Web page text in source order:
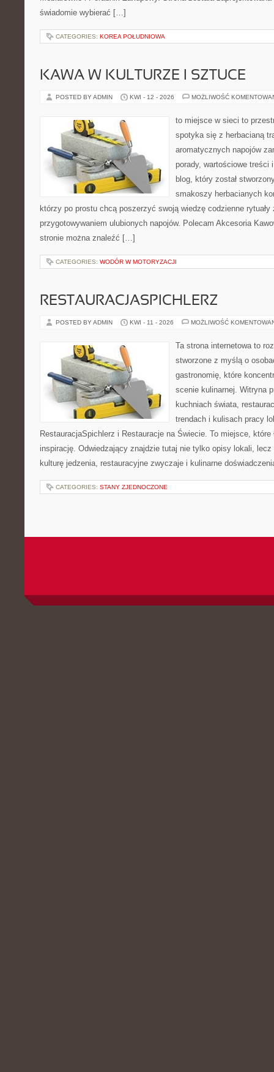
świadomie wybierać […]
CATEGORIES: KOREA POŁUDNIOWA
KAWA W KULTURZE I SZTUCE
POSTED BY ADMIN KWI - 12 - 2026 MOŻLIWOŚĆ
to miejsce w sieci to
spotyka się z herbacianą
aromatycznych napojów
porady, wartościowe treści
blog, który został
smakoszy herbacianych
którzy po prostu chcą poszerzyć swoją wiedzę codzienne rytuały
przygotowywaniem ulubionych napojów. Polecam Akcesoria
stronie można znaleźć […]
CATEGORIES: WODÓR W MOTORYZACJI
RESTAURACJASPICHLERZ
POSTED BY ADMIN KWI - 11 - 2026 MOŻLIWOŚĆ
Ta strona internetowa to
stworzone z myślą o
gastronomię, które
scenie kulinarnej. Witryna
kuchniach świata,
trendach i kulisach pracy
RestauracjaSpichlerz i Restauracje na Świecie. To miejsce, które
inspirację. Odwiedzający znajdzie tutaj nie tylko opisy lokali,
kulturę jedzenia, restauracyjne zwyczaje i kulinarne
CATEGORIES: STANY ZJEDNOCZONE